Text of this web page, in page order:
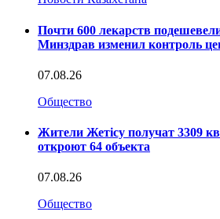
Почти 600 лекарств
Минздрав изменил контроль
07.08.26
Общество
Жители Жетісу получат 3309
откроют 64 объекта
07.08.26
Общество